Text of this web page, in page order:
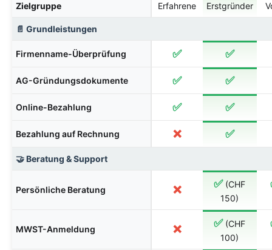
Zielgruppe Erfahrene Erstgründer
📄 Grundleistungen
Firmenname-Überprüfung ✅ ✅
AG-Gründungsdokumente ✅ ✅
Online-Bezahlung ✅ ✅
Bezahlung auf Rechnung ❌ ✅
🤝 Beratung & Support
Persönliche Beratung ❌ ✅(CHF
150)
MWST-Anmeldung ❌ ✅(CHF
100)